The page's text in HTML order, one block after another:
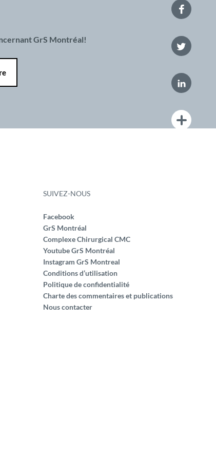
GrS Montréal!
SUIVEZ-NOUS
Facebook
GrS Montréal
Complexe Chirurgical CMC
Youtube GrS Montréal
Instagram GrS Montreal
Conditions d’utilisation
Politique de confidentialité
Charte des commentaires et publications
Nous contacter